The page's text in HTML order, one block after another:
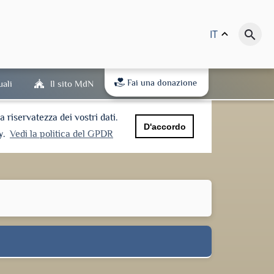
IT keyboard_arrow_up search
Il sito MdN Fai una donazione
riservatezza dei vostri dati.
Vedi la politica del GPDR
D'accordo